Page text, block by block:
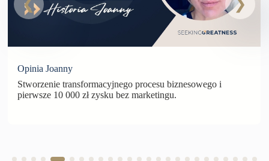
Opinia Joanny
Stworzenie transformacyjnego procesu biznesowego i
pierwsze 10 000 zł zysku bez marketingu.